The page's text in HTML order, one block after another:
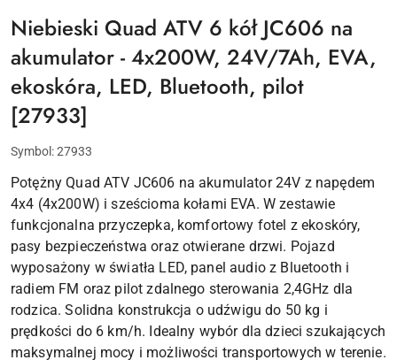
Niebieski Quad ATV 6 kół JC606 na
akumulator - 4x200W, 24V/7Ah, EVA,
ekoskóra, LED, Bluetooth, pilot
[27933]
Symbol:27933
Potężny Quad ATV JC606 na akumulator 24V z napędem
4x4 (4x200W) i sześcioma kołami EVA. W zestawie
funkcjonalna przyczepka, komfortowy fotel z ekoskóry,
pasy bezpieczeństwa oraz otwierane drzwi. Pojazd
wyposażony w światła LED, panel audio z Bluetooth i
radiem FM oraz pilot zdalnego sterowania 2,4GHz dla
rodzica. Solidna konstrukcja o udźwigu do 50 kg i
prędkości do 6 km/h. Idealny wybór dla dzieci szukających
maksymalnej mocy i możliwości transportowych w terenie.